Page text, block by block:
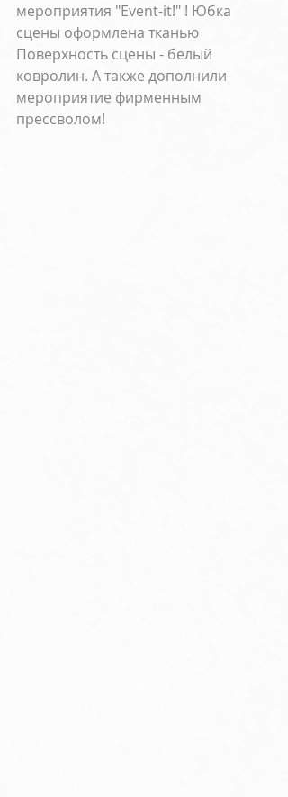
мероприятия "Event-it!" ! Юбка
сцены оформлена тканью
Поверхность сцены - белый
ковролин. А также дополнили
мероприятие фирменным
прессволом!